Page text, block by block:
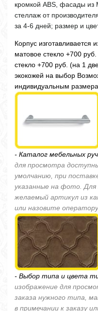
кромкой ABS, фасады
стеллаж от
за 4-6 дней; размер и
Корпус
матовое стекло +700
стекло +700 руб. (на 1
экокожей на выбор
индивидуальным
- Каталог мебельных
для просмотра
умолчанию, при
указанные на фото.
желаемый артикул из
или назовите
- Выбор типа и цвета
изображение для
заказа нужного типа,
в примечании к заказу